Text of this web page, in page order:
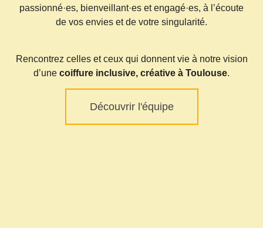
passionné·es, bienveillant·es et engagé·es, à l’écoute
de vos envies et de votre singularité.
Rencontrez celles et ceux qui donnent vie à notre vision
d’une coiffure inclusive, créative à Toulouse.
Découvrir l'équipe